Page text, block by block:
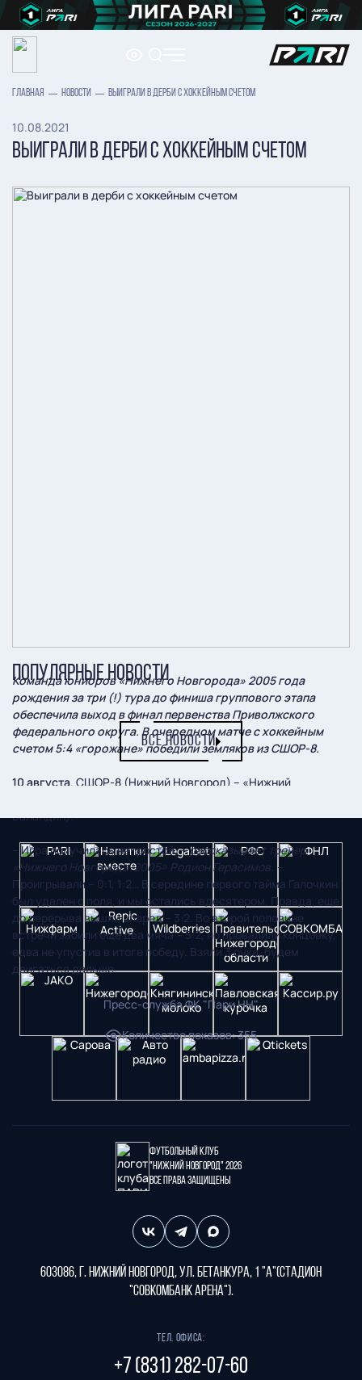
ГЛАВНАЯ НОВОСТИ ВЫИГРАЛИ В ДЕРБИ С ХОККЕЙНЫМ СЧЕТОМ
10.08.2021
ВЫИГРАЛИ В ДЕРБИ С ХОККЕЙНЫМ СЧЕТОМ
Команда юниоров «Нижнего Новгорода» 2005 года
рождения за три (!) тура до финиша группового этапа
обеспечила выход в финал первенства Приволжского
федерального округа. В очередном матче с хоккейным
счетом 5:4 «горожане» победили земляков из СШОР-8.
10 августа. СШОР-8 (Нижний Новгород) – «Нижний
Баландин).
– Игра получилась непростой,– рассказывает тренер
«Нижнего Новгорода-2005» Родион Герасимов. –
Проигрывали – 0:1, 1:2… В середине первого тайма Галочкин
был удален с поля, и мы остались вдесятером. Правда, еще
до перерыва вышли вперед – 3:2. Во второй половине
встречи забили еще два мяча – 5:2, но провалили концовку,
едва не упустив в итоге победу. Взяли 3 очка, будем
двигаться дальше.
Пресс-служба ФК "Пари НН"
Количество показов:355
ПОПУЛЯРНЫЕ НОВОСТИ
ВСЕ НОВОСТИ
Футбольный клуб
"Нижний Новгород" 2026
Все права защищены
603086, г. Нижний Новгород, ул. Бетанкура, 1 "А"(стадион
"СОВКОМБАНК АРЕНА").
Тел. офиса:
+7 (831) 282-07-60